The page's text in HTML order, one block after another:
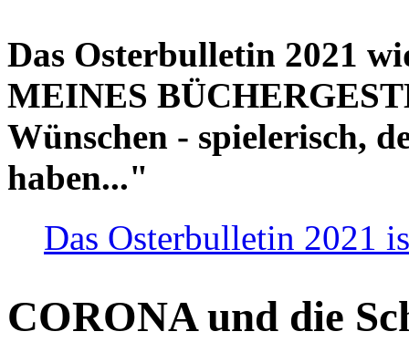
Das Osterbulletin 2021
MEINES
Wünschen - spielerisch,
haben..."
Das Osterbulletin 2021
CORONA und die